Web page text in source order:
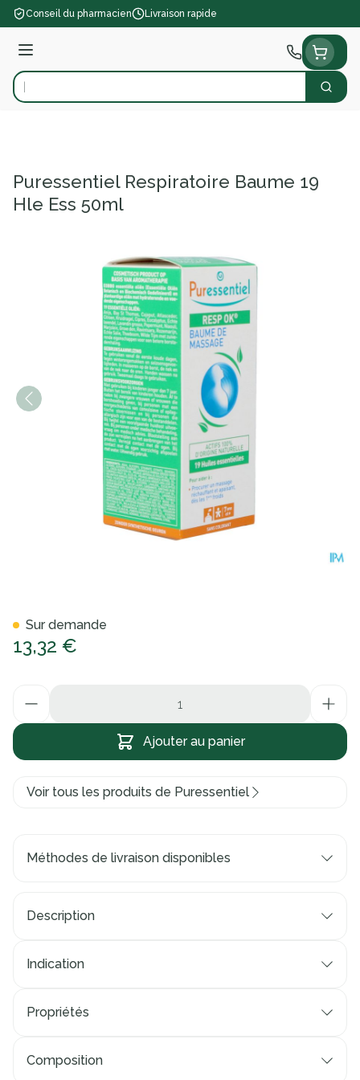
Aller au contenu
Conseil du pharmacien Livraison rapide
Menu
Rechercher
Puressentiel Respiratoire Baume 19
Hle Ess 50ml
13,32 €
Ajouter au panier
Sur demande
Voir tous les produits de Puressentiel
Méthodes de livraison disponibles
Description
Indication
Propriétés
Composition